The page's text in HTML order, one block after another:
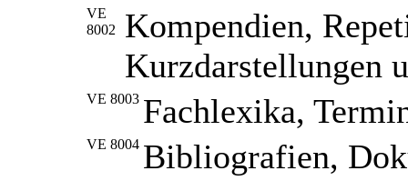
VE
8002
Kompendien,
Kurzdarstellungen
VE 8003 Fachlexika,
VE 8004 Bibliografien,